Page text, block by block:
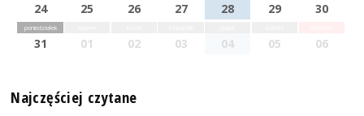
24 25 26 27 28 29 30
poniedziałek
31 01 02 03 04 05 06
Najczęściej czytane